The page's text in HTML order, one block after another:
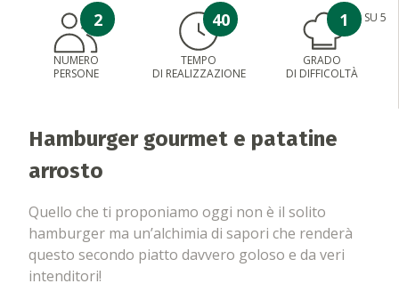
2
NUMERO
PERSONE
40
TEMPO
DI REALIZZAZIONE
1 SU 5
GRADO
DI DIFFICOLTÀ
Hamburger gourmet e patatine
arrosto
Quello che ti proponiamo oggi non è il solito
hamburger ma un’alchimia di sapori che renderà
questo secondo piatto davvero goloso e da veri
intenditori!